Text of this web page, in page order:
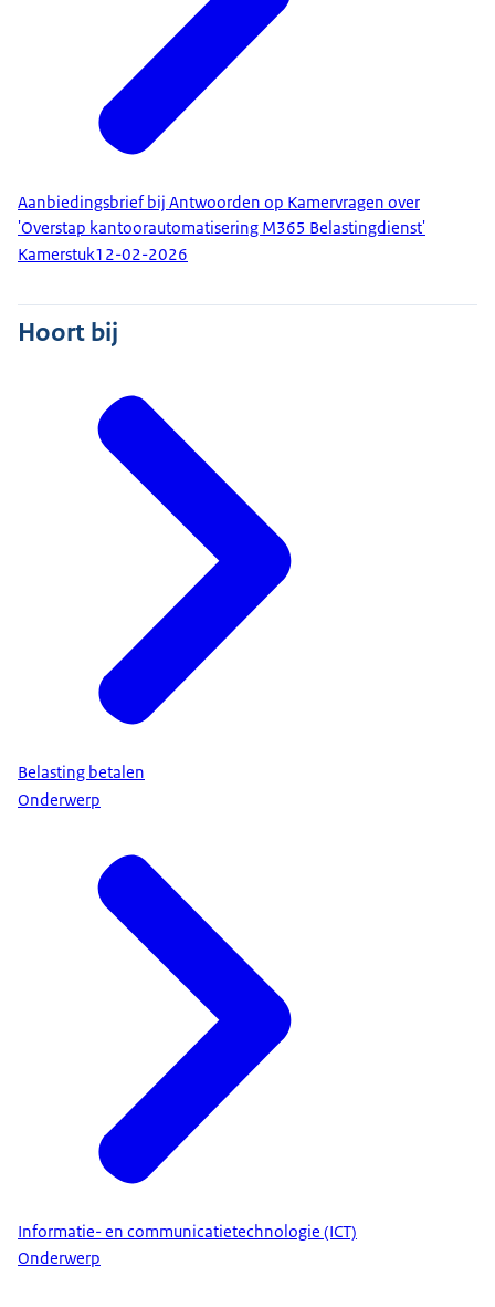
Aanbiedingsbrief bij Antwoorden op Kamervragen over
'Overstap kantoorautomatisering M365 Belastingdienst'
Kamerstuk12-02-2026
Hoort bij
Belasting betalen
Onderwerp
Informatie- en communicatietechnologie (ICT)
Onderwerp